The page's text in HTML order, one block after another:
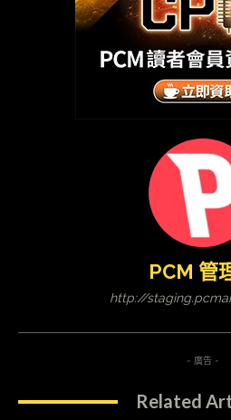
PCM 管
http://
- 廣告 -
Related